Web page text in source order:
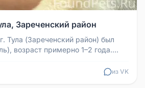
Зареченский район
Тула (Зареченский район) был
возраст примерно 1–2 года.
из VK